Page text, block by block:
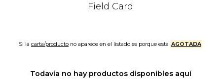
Field Card
Si la carta/productono aparece en el listado es porque esta AGOTADA
Todavía no hay productos disponibles aquí